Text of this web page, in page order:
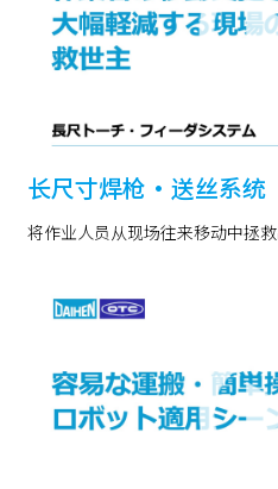
长尺寸焊枪・送丝系统
将作业人员从现场往来移动中拯